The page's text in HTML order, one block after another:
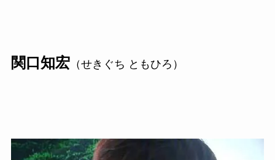
関口知宏（せきぐち ともひろ）